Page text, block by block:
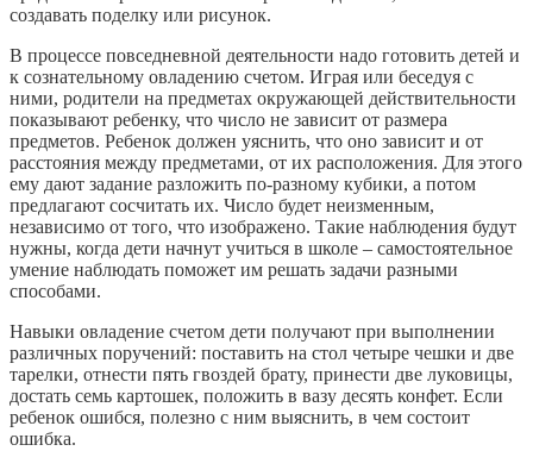
создавать поделку или рисунок.
В процессе повседневной деятельности надо готовить детей и
к сознательному овладению счетом. Играя или беседуя с
ними, родители на предметах окружающей действительности
показывают ребенку, что число не зависит от размера
предметов. Ребенок должен уяснить, что оно зависит и от
расстояния между предметами, от их расположения. Для этого
ему дают задание разложить по-разному кубики, а потом
предлагают сосчитать их. Число будет неизменным,
независимо от того, что изображено. Такие наблюдения будут
нужны, когда дети начнут учиться в школе – самостоятельное
умение наблюдать поможет им решать задачи разными
способами.
Навыки овладение счетом дети получают при выполнении
различных поручений: поставить на стол четыре чешки и две
тарелки, отнести пять гвоздей брату, принести две луковицы,
достать семь картошек, положить в вазу десять конфет. Если
ребенок ошибся, полезно с ним выяснить, в чем состоит
ошибка.